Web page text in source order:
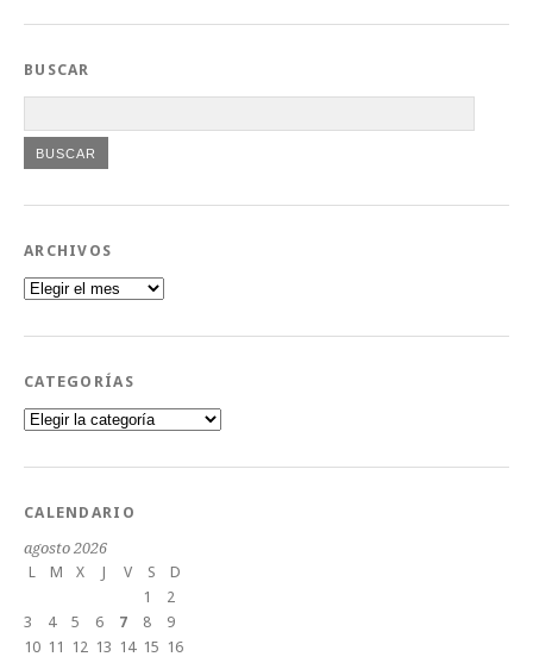
BUSCAR
ARCHIVOS
Archivos
CATEGORÍAS
Categorías
CALENDARIO
agosto 2026
L
M X J V S
D
1
2
3
4 5 6 7 8
9
10 11 12 13 14 15 16